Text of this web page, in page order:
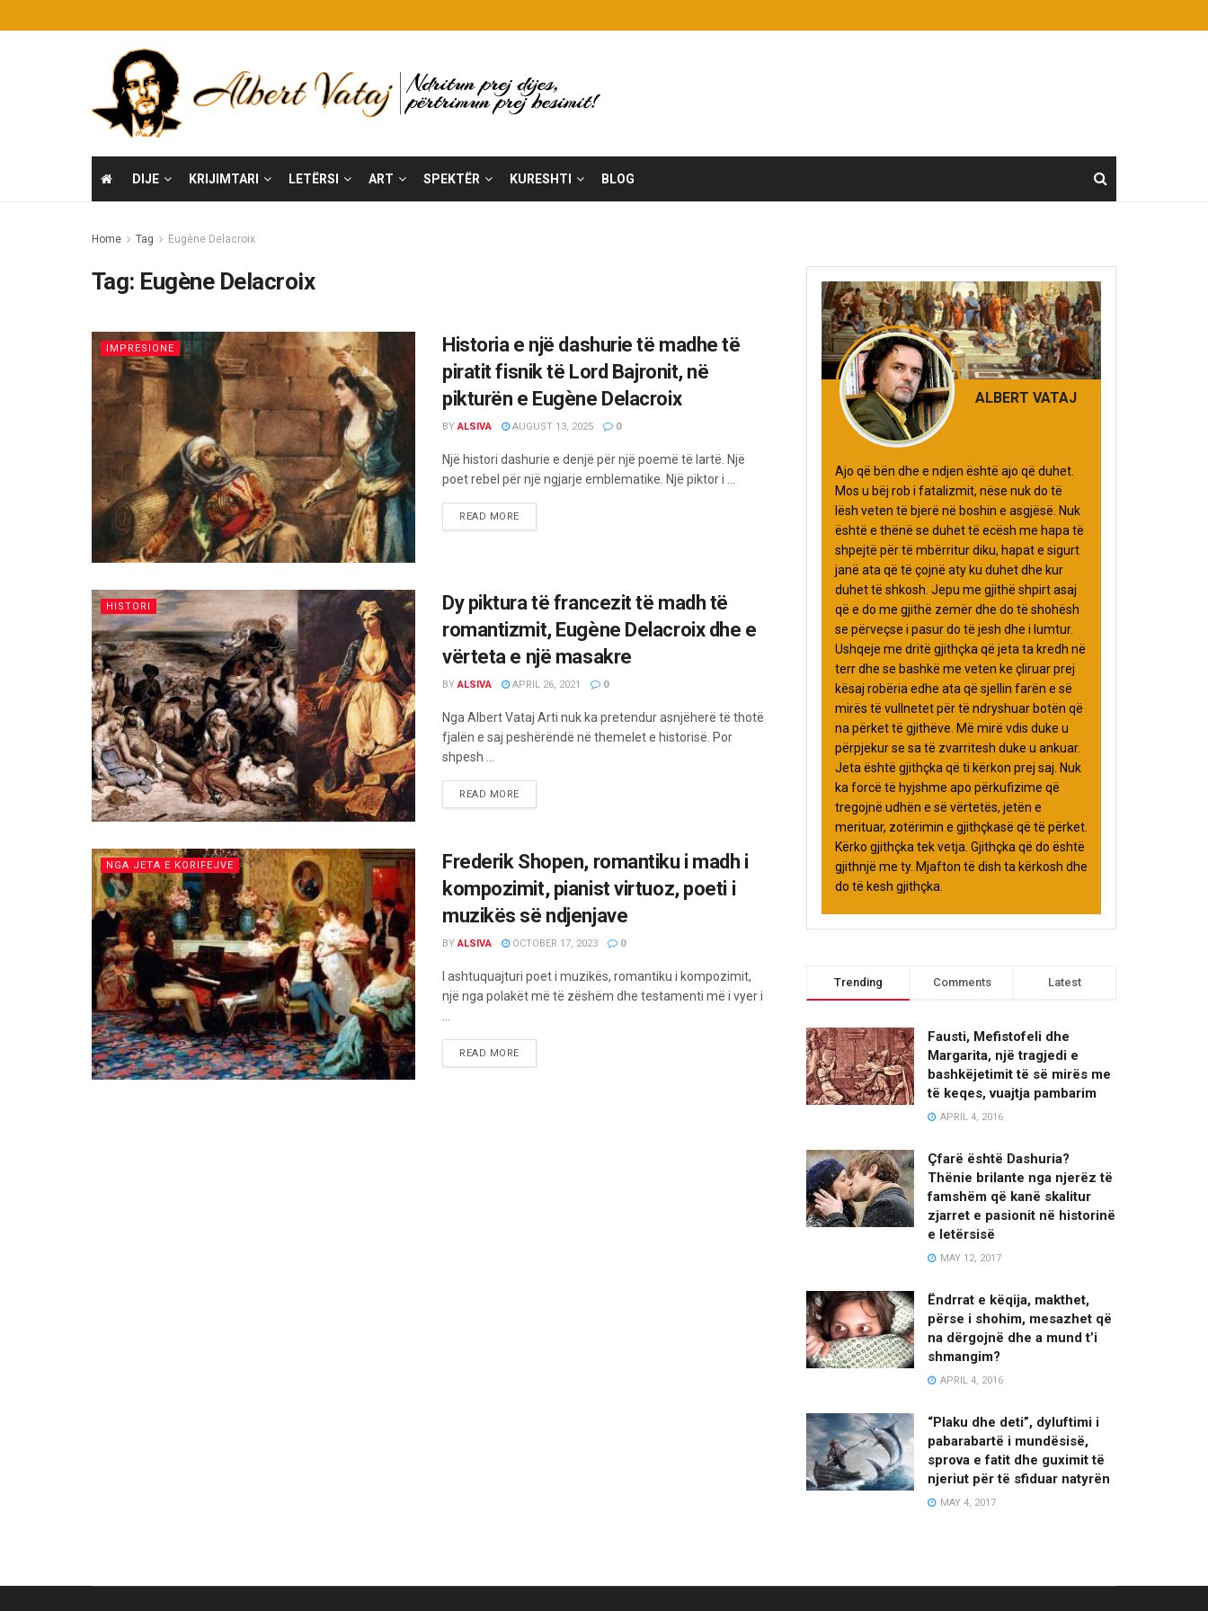
DIJE KRIJIMTARI LETËRSI ART SPEKTËR KURESHTI BLOG
Home Tag Eugène Delacroix
Tag: Eugène Delacroix
IMPRESIONE
Historia e një dashurie të madhe të
piratit fisnik të Lord Bajronit, në
pikturën e Eugène Delacroix
BY ALSIVA AUGUST 13, 2025 0
Një histori dashurie e denjë për një poemë të lartë. Një
poet rebel për një ngjarje emblematike. Një piktor i ...
READ MORE
HISTORI
Dy piktura të francezit të madh të
romantizmit, Eugène Delacroix dhe e
vërteta e një masakre
BY ALSIVA APRIL 26, 2021 0
Nga Albert Vataj Arti nuk ka pretendur asnjëherë të thotë
fjalën e saj peshërëndë në themelet e historisë. Por
shpesh ...
READ MORE
NGA JETA E KORIFEJVE
Frederik Shopen, romantiku i madh i
kompozimit, pianist virtuoz, poeti i
muzikës së ndjenjave
BY ALSIVA OCTOBER 17, 2023 0
I ashtuquajturi poet i muzikës, romantiku i kompozimit,
një nga polakët më të zëshëm dhe testamenti më i vyer i
READ MORE
ALBERT VATAJ
Ajo që bën dhe e ndjen është ajo që duhet.
Mos u bëj rob i fatalizmit, nëse nuk do të
lësh veten të bjerë në boshin e asgjësë. Nuk
është e thënë se duhet të ecësh me hapa të
shpejtë për të mbërritur diku, hapat e sigurt
janë ata që të çojnë aty ku duhet dhe kur
duhet të shkosh. Jepu me gjithë shpirt asaj
që e do me gjithë zemër dhe do të shohësh
se përveçse i pasur do të jesh dhe i lumtur.
Ushqeje me dritë gjithçka që jeta ta kredh në
terr dhe se bashkë me veten ke çliruar prej
kësaj robëria edhe ata që sjellin farën e së
mirës të vullnetet për të ndryshuar botën që
na përket të gjithëve. Më mirë vdis duke u
përpjekur se sa të zvarritesh duke u ankuar.
Jeta është gjithçka që ti kërkon prej saj. Nuk
ka forcë të hyjshme apo përkufizime që
tregojnë udhën e së vërtetës, jetën e
merituar, zotërimin e gjithçkasë që të përket.
Kërko gjithçka tek vetja. Gjithçka që do është
gjithnjë me ty. Mjafton të dish ta kërkosh dhe
do të kesh gjithçka.
Trending Comments Latest
Fausti, Mefistofeli dhe
Margarita, një tragjedi e
bashkëjetimit të së mirës me
të keqes, vuajtja pambarim
APRIL 4, 2016
Çfarë është Dashuria?
Thënie brilante nga njerëz të
famshëm që kanë skalitur
zjarret e pasionit në historinë
e letërsisë
MAY 12, 2017
Ëndrrat e këqija, makthet,
përse i shohim, mesazhet që
na dërgojnë dhe a mund t’i
shmangim?
APRIL 4, 2016
“Plaku dhe deti”, dyluftimi i
pabarabartë i mundësisë,
sprova e fatit dhe guximit të
njeriut për të sfiduar natyrën
MAY 4, 2017